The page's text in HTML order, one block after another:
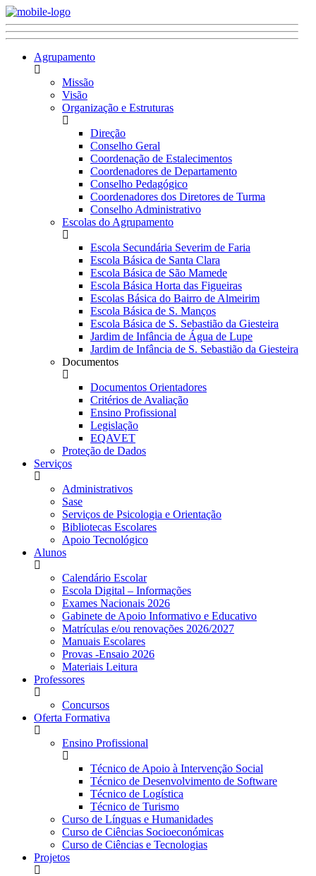
Agrupamento
Missão
Visão
Organização e Estruturas
Direção
Conselho Geral
Coordenação de Estalecimentos
Coordenadores de Departamento
Conselho Pedagógico
Coordenadores dos Diretores de Turma
Conselho Administrativo
Escolas do Agrupamento
Escola Secundária Severim de Faria
Escola Básica de Santa Clara
Escola Básica de São Mamede
Escola Básica Horta das Figueiras
Escolas Básica do Bairro de Almeirim
Escola Básica de S. Manços
Escola Básica de S. Sebastião da Giesteira
Jardim de Infância de Água de Lupe
Jardim de Infância de S. Sebastião da Giesteira
Documentos
Documentos Orientadores
Critérios de Avaliação
Ensino Profissional
Legislação
EQAVET
Proteção de Dados
Serviços
Administrativos
Sase
Serviços de Psicologia e Orientação
Bibliotecas Escolares
Apoio Tecnológico
Alunos
Calendário Escolar
Escola Digital – Informações
Exames Nacionais 2026
Gabinete de Apoio Informativo e Educativo
Matrículas e/ou renovações 2026/2027
Manuais Escolares
Provas -Ensaio 2026
Materiais Leitura
Professores
Concursos
Oferta Formativa
Ensino Profissional
Técnico de Apoio à Intervenção Social
Técnico de Desenvolvimento de Software
Técnico de Logística
Técnico de Turismo
Curso de Línguas e Humanidades
Curso de Ciências Socioeconómicas
Curso de Ciências e Tecnologias
Projetos